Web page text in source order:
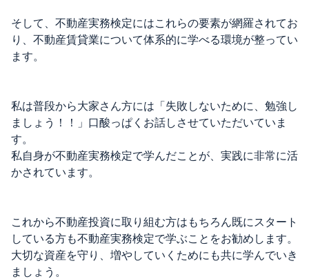
そして、不動産実務検定にはこれらの要素が網羅されてお
り、不動産賃貸業について体系的に学べる環境が整ってい
ます。
私は普段から大家さん方には「失敗しないために、勉強し
ましょう！！」口酸っぱくお話しさせていただいていま
す。
私自身が不動産実務検定で学んだことが、実践に非常に活
かされています。
これから不動産投資に取り組む方はもちろん既にスタート
している方も不動産実務検定で学ぶことをお勧めします。
大切な資産を守り、増やしていくためにも共に学んでいき
ましょう。